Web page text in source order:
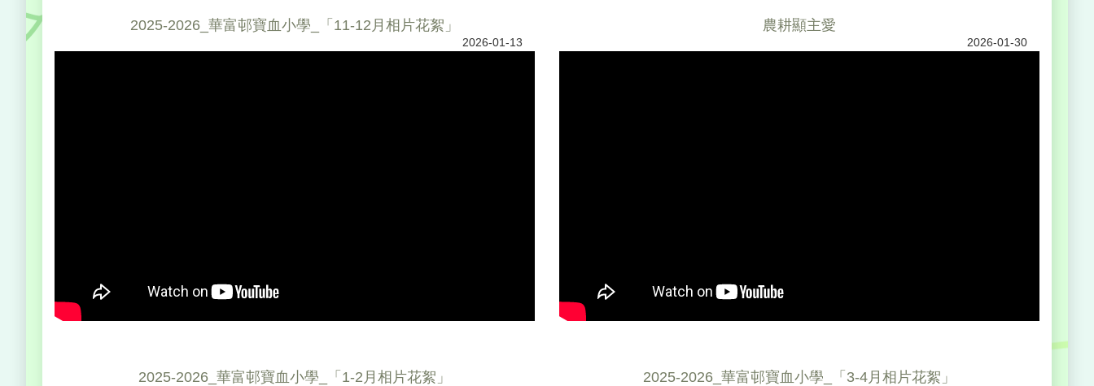
2025-2026_華富邨寶血小學_「11-12月相片花絮」
2026-01-13
農耕顯主愛
2026-01-30
2025-2026_華富邨寶血小學_「1-2月相片花絮」 2025-2026_華富邨寶血小學_「3-4月相片花絮」